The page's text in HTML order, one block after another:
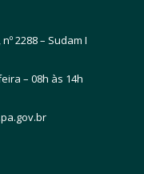
2288 – Sudam I
– 08h às 14h
gov.br